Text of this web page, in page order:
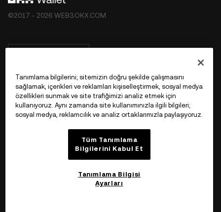
©2017 - 2026 WEB3.OKX.COM
OKX Web3 Hakkında Daha Fazla Bilgi
Tanımlama bilgilerini; sitemizin doğru şekilde çalışmasını
sağlamak, içerikleri ve reklamları kişiselleştirmek, sosyal medya
özellikleri sunmak ve site trafiğimizi analiz etmek için
kullanıyoruz. Aynı zamanda site kullanımınızla ilgili bilgileri;
sosyal medya, reklamcılık ve analiz ortaklarımızla paylaşıyoruz.
Tüm Tanımlama
Bilgilerini Kabul Et
Tanımlama Bilgisi
Ayarları